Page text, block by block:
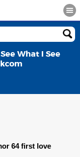
What I See
64 first love